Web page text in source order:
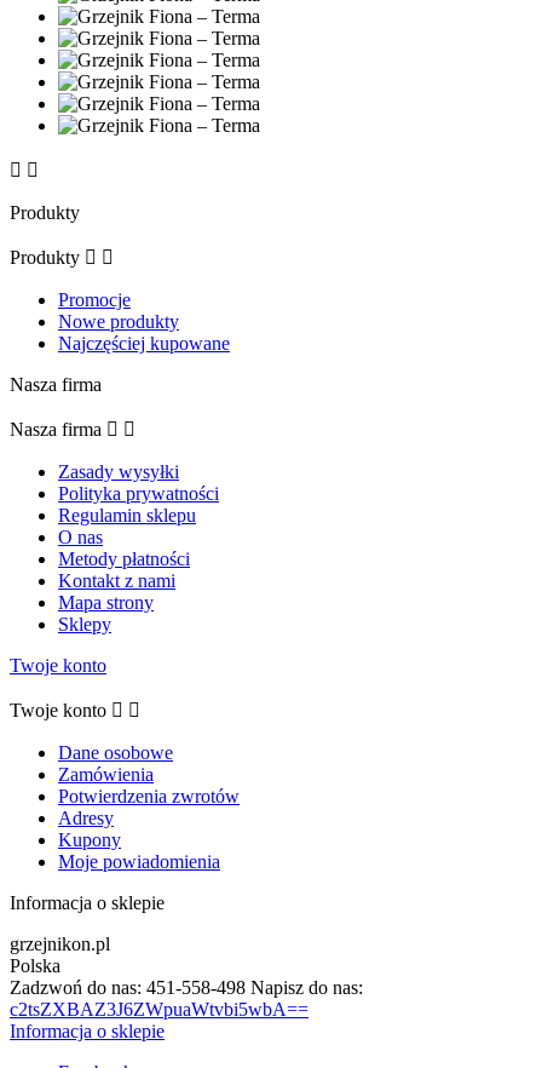
 
Produkty
Produkty  
Promocje
Nowe produkty
Najczęściej kupowane
Nasza firma
Nasza firma  
Zasady wysyłki
Polityka prywatności
Regulamin sklepu
O nas
Metody płatności
Kontakt z nami
Mapa strony
Sklepy
Twoje konto
Twoje konto  
Dane osobowe
Zamówienia
Potwierdzenia zwrotów
Adresy
Kupony
Moje powiadomienia
Informacja o sklepie
grzejnikon.pl
Polska
Zadzwoń do nas: 451-558-498 Napisz do nas:
c2tsZXBAZ3J6ZWpuaWtvbi5wbA==
Informacja o sklepie